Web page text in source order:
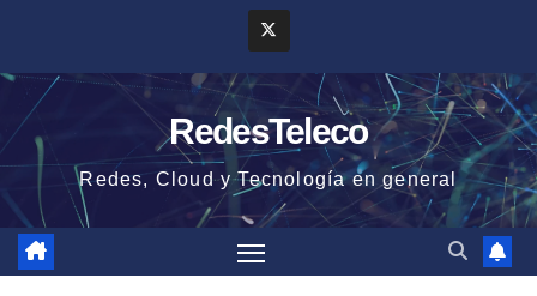
contenido
RedesTeleco
Redes, Cloud y Tecnología en general